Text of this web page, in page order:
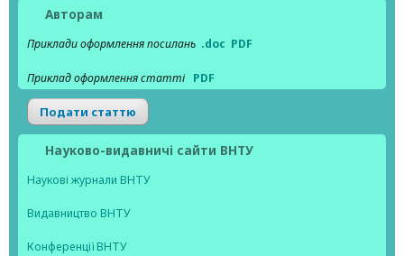
Авторам
Приклади оформлення посилань .doc PDF
Приклад оформлення статті PDF
Подати статтю
Науково-видавничі сайти ВНТУ
Наукові журнали ВНТУ
Видавництво ВНТУ
Конференції ВНТУ